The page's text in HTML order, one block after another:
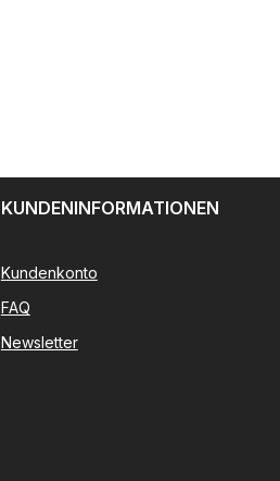
KUNDENINFORMATIONEN
Kundenkonto
FAQ
Newsletter